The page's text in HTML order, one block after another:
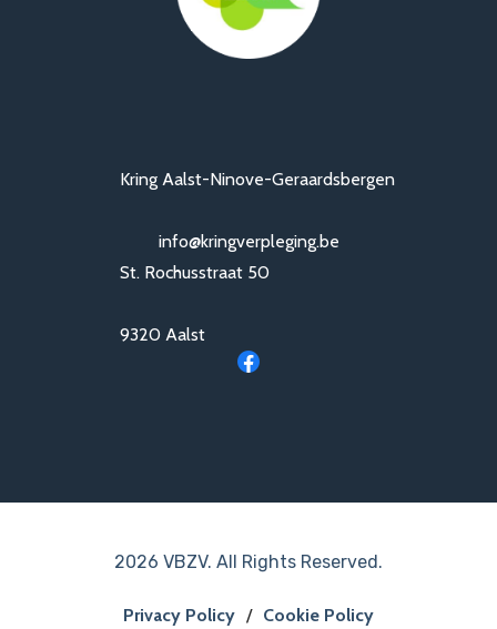
Kring Aalst-Ninove-Geraardsbergen
info@kringverpleging.be
St. Rochusstraat 50
9320 Aalst
2026 VBZV. All Rights Reserved.
Privacy Policy / Cookie Policy